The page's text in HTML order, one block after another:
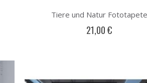
Tiere und Natur Fototapete
21,00 €